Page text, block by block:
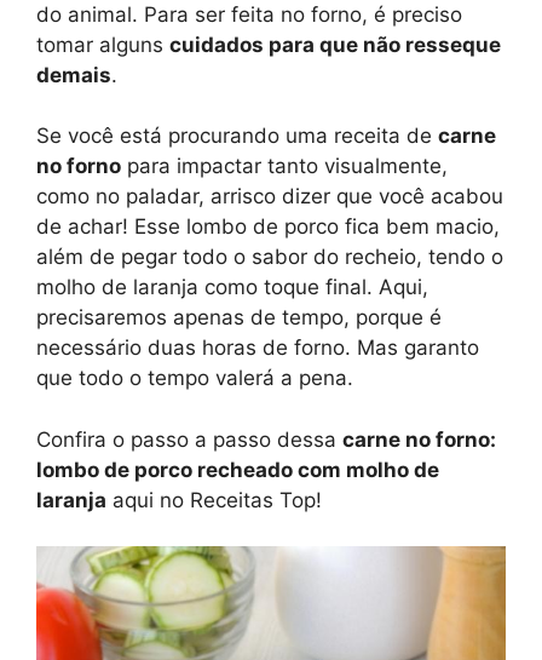
do animal. Para ser feita no forno, é preciso
tomar alguns cuidados para que não resseque
demais.
Se você está procurando uma receita de carne
no forno para impactar tanto visualmente,
como no paladar, arrisco dizer que você acabou
de achar! Esse lombo de porco fica bem macio,
além de pegar todo o sabor do recheio, tendo o
molho de laranja como toque final. Aqui,
precisaremos apenas de tempo, porque é
necessário duas horas de forno. Mas garanto
que todo o tempo valerá a pena.
Confira o passo a passo dessa carne no forno:
lombo de porco recheado com molho de
laranja aqui no Receitas Top!